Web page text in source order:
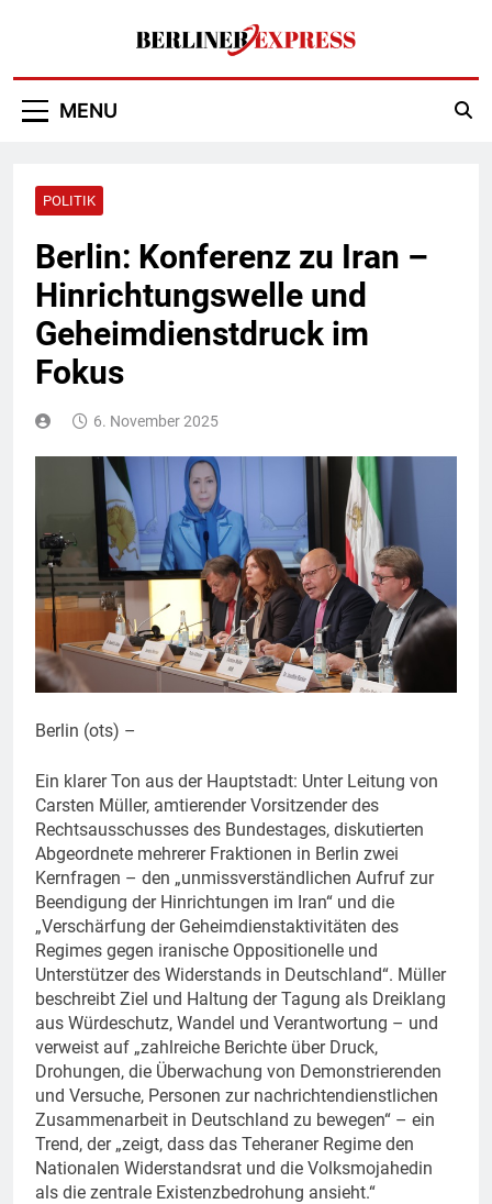
Berliner Express
MENU
POLITIK
Berlin: Konferenz zu Iran –
Hinrichtungswelle und
Geheimdienstdruck im
Fokus
6. November 2025
Berlin (ots) –
Ein klarer Ton aus der Hauptstadt: Unter Leitung von
Carsten Müller, amtierender Vorsitzender des
Rechtsausschusses des Bundestages, diskutierten
Abgeordnete mehrerer Fraktionen in Berlin zwei
Kernfragen – den „unmissverständlichen Aufruf zur
Beendigung der Hinrichtungen im Iran“ und die
„Verschärfung der Geheimdienstaktivitäten des
Regimes gegen iranische Oppositionelle und
Unterstützer des Widerstands in Deutschland“. Müller
beschreibt Ziel und Haltung der Tagung als Dreiklang
aus Würdeschutz, Wandel und Verantwortung – und
verweist auf „zahlreiche Berichte über Druck,
Drohungen, die Überwachung von Demonstrierenden
und Versuche, Personen zur nachrichtendienstlichen
Zusammenarbeit in Deutschland zu bewegen“ – ein
Trend, der „zeigt, dass das Teheraner Regime den
Nationalen Widerstandsrat und die Volksmojahedin
als die zentrale Existenzbedrohung ansieht.“